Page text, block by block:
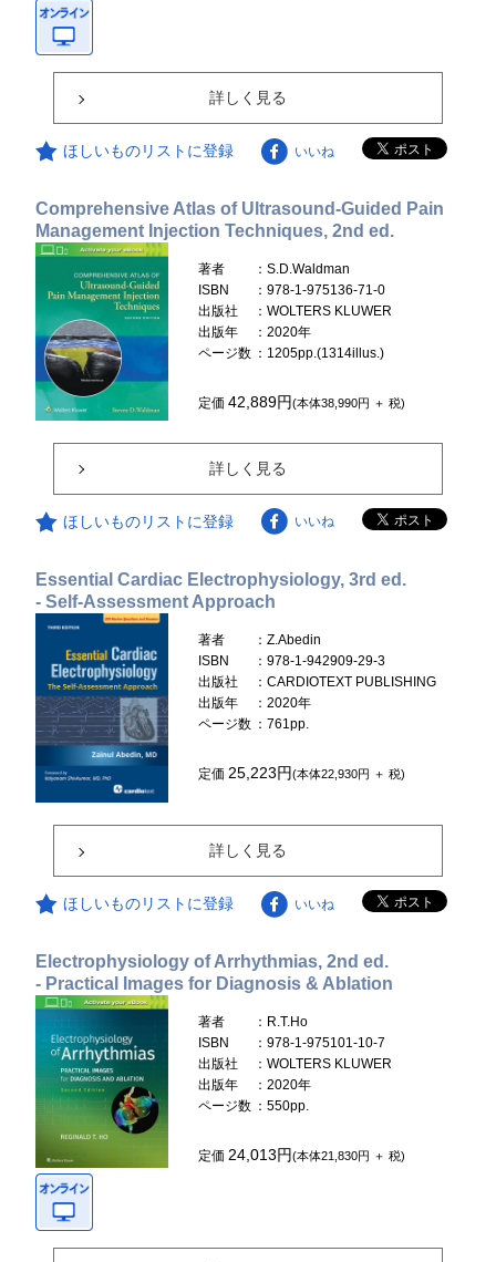
詳しく見る
ほしいものリストに登録 いいね
Comprehensive Atlas of Ultrasound-Guided Pain
Management Injection Techniques, 2nd ed.
著者
：S.D.Waldman
ISBN
：978-1-975136-71-0
出版社
：WOLTERS KLUWER
出版年
：2020年
ページ数 ：1205pp.(1314illus.)
定価42,889円(本体38,990円 ＋ 税)
詳しく見る
ほしいものリストに登録 いいね
Essential Cardiac Electrophysiology, 3rd ed.
- Self-Assessment Approach
著者
：Z.Abedin
ISBN
：978-1-942909-29-3
出版社
：CARDIOTEXT PUBLISHING
出版年
：2020年
ページ数 ：761pp.
定価 25,223円(本体22,930円 ＋ 税)
詳しく見る
ほしいものリストに登録 いいね
Electrophysiology of Arrhythmias, 2nd ed.
- Practical Images for Diagnosis & Ablation
著者
：R.T.Ho
ISBN
：978-1-975101-10-7
出版社
：WOLTERS KLUWER
出版年
：2020年
ページ数 ：550pp.
定価24,013円(本体21,830円 ＋ 税)